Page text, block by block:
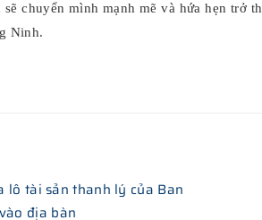
chuyển mình mạnh mẽ và hứa hẹn trở
Ninh.
lô tài sản thanh lý của Ban
địa bàn